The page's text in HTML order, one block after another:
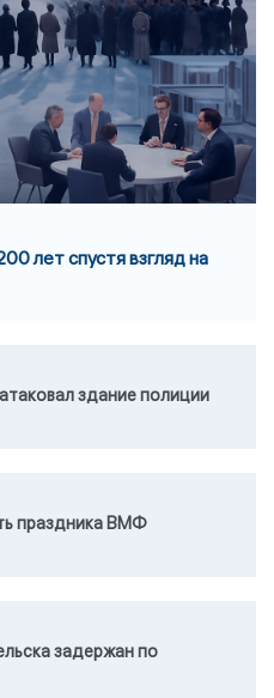
лет спустя взгляд на
здание полиции
праздника ВМФ
задержан по